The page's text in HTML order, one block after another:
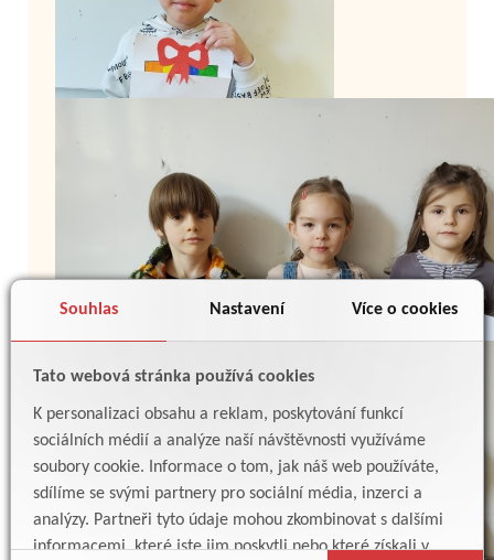
Souhlas Nastavení Více o cookies
Tato webová stránka používá cookies
K personalizaci obsahu a reklam, poskytování funkcí
sociálních médií a analýze naší návštěvnosti využíváme
soubory cookie. Informace o tom, jak náš web používáte,
sdílíme se svými partnery pro sociální média, inzerci a
analýzy. Partneři tyto údaje mohou zkombinovat s dalšími
informacemi, které jste jim poskytli nebo které získali v